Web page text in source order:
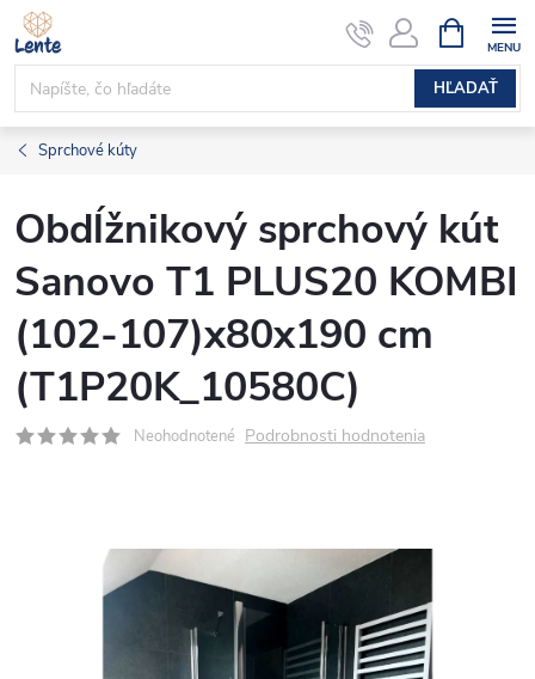
Prejsť
na
obsah
HĽADAŤ
KOŠÍK
Sprchové kúty
Obdĺžnikový sprchový kút
Sanovo T1 PLUS20 KOMBI
(102-107)x80x190 cm
(T1P20K_10580C)
Neohodnotené Podrobnosti hodnotenia